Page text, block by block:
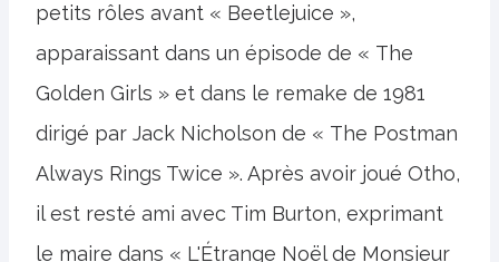
petits rôles avant « Beetlejuice »,
apparaissant dans un épisode de « The
Golden Girls » et dans le remake de 1981
dirigé par Jack Nicholson de « The Postman
Always Rings Twice ». Après avoir joué Otho,
il est resté ami avec Tim Burton, exprimant
le maire dans « L'Étrange Noël de Monsieur